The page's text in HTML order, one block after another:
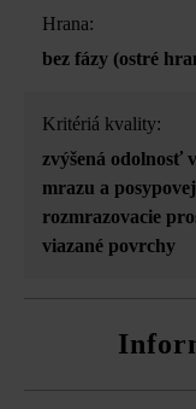
Hrana:
bez fázy (ostré
Kritériá kvality:
zvýšená odolnosť
mrazu a
rozmrazovacie
viazané povrchy